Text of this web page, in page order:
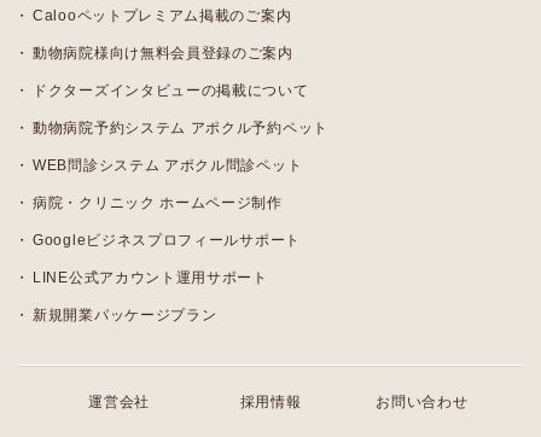
Calooペットプレミアム掲載のご案内
動物病院様向け無料会員登録のご案内
ドクターズインタビューの掲載について
動物病院予約システム アポクル予約ペット
WEB問診システム アポクル問診ペット
病院・クリニック ホームページ制作
Googleビジネスプロフィールサポート
LINE公式アカウント運用サポート
新規開業パッケージプラン
運営会社 採用情報 お問い合わせ